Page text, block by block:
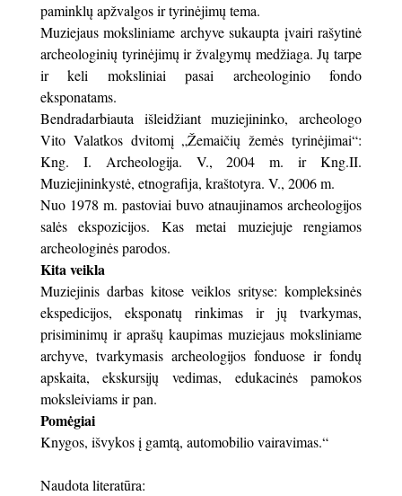
paminklų apžvalgos ir tyrinėjimų tema.
Muziejaus moksliniame archyve sukaupta įvairi rašytinė
archeologinių tyrinėjimų ir žvalgymų medžiaga. Jų tarpe
ir keli moksliniai pasai archeologinio fondo
eksponatams.
Bendradarbiauta išleidžiant muziejininko, archeologo
Vito Valatkos dvitomį „Žemaičių žemės tyrinėjimai“:
Kng. I. Archeologija. V., 2004 m. ir Kng.II.
Muziejininkystė, etnografija, kraštotyra. V., 2006 m.
Nuo 1978 m. pastoviai buvo atnaujinamos archeologijos
salės ekspozicijos. Kas metai muziejuje rengiamos
archeologinės parodos.
Kita veikla
Muziejinis darbas kitose veiklos srityse: kompleksinės
ekspedicijos, eksponatų rinkimas ir jų tvarkymas,
prisiminimų ir aprašų kaupimas muziejaus moksliniame
archyve, tvarkymasis archeologijos fonduose ir fondų
apskaita, ekskursijų vedimas, edukacinės pamokos
moksleiviams ir pan.
Pomėgiai
Knygos, išvykos į gamtą, automobilio vairavimas.“
Naudota literatūra: